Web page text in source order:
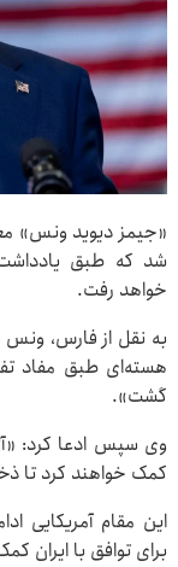
«جیمز دیوید ونس»
شد که طبق یادداشت
خواهد رفت.
به نقل از فارس،
هسته‌ای طبق مفاد
گشت».
وی سپس ادعا کرد:
کمک خواهند کرد تا
این مقام آمریکایی
برای توافق با ایران